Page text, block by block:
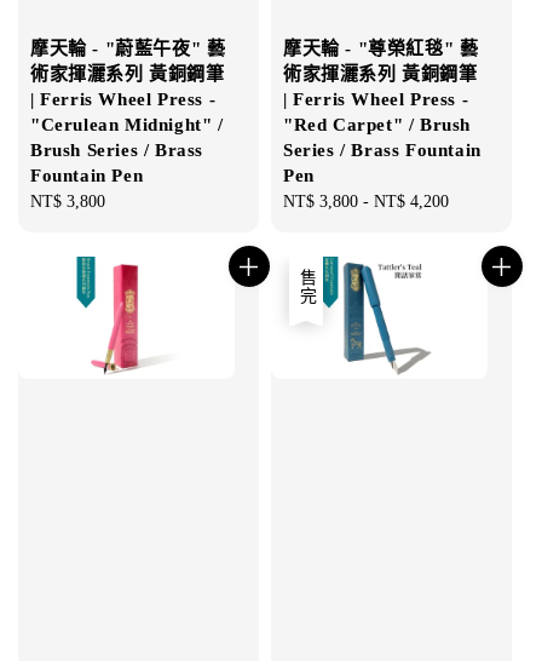
摩天輪 - "蔚藍午夜" 藝
術家揮灑系列 黃銅鋼筆
| Ferris Wheel Press -
"Cerulean Midnight" /
Brush Series / Brass
Fountain Pen
Regular
NT$ 3,800
摩天輪 - "尊榮紅毯" 藝
術家揮灑系列 黃銅鋼筆
| Ferris Wheel Press -
"Red Carpet" / Brush
Series / Brass Fountain
Pen
Regular
NT$ 3,800 - NT$ 4,200
售完